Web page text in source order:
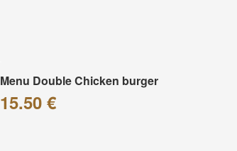
Menu Double Chicken burger
15.50 €